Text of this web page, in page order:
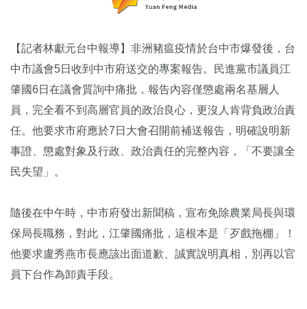
【記者林獻元台中報導】非洲豬瘟疫情於台中市爆發後，台
中市議會5日收到中市府送交的專案報告。民進黨市議員江
肇國6日在議會質詢中痛批，報告內容僅懲處兩名基層人
員，完全看不到高層官員的政治良心，更沒人肯背負政治責
任。他要求市府應於7日大會召開前補送報告，明確說明新
事證、懲處對象及行政、政治責任的完整內容，「不要讓全
民失望」。
隨後在中午時，中市府發出新聞稿，宣布免除農業局長與環
保局長職務，對此，江肇國痛批，這根本是「歹戲拖棚」！
他要求盧秀燕市長應該出面道歉、誠實說明真相，別再以官
員下台作為卸責手段。